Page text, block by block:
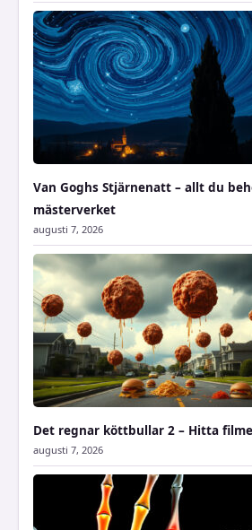
Van Goghs Stjärnenatt – allt du
mästerverket
augusti 7, 2026
Det regnar köttbullar 2 – Hitta
augusti 7, 2026